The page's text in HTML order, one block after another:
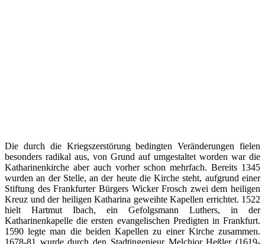
Die durch die Kriegszerstörung bedingten Veränderungen fielen
besonders radikal aus, von Grund auf umgestaltet worden war die
Katharinenkirche aber auch vorher schon mehrfach. Bereits 1345
wurden an der Stelle, an der heute die Kirche steht, aufgrund einer
Stiftung des Frankfurter Bürgers Wicker Frosch zwei dem heiligen
Kreuz und der heiligen Katharina geweihte Kapellen errichtet. 1522
hielt Hartmut Ibach, ein Gefolgsmann Luthers, in der
Katharinenkapelle die ersten evangelischen Predigten in Frankfurt.
1590 legte man die beiden Kapellen zu einer Kirche zusammen.